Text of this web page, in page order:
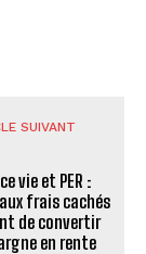
SUIVANT
vie et PER :
frais cachés
de convertir
en rente